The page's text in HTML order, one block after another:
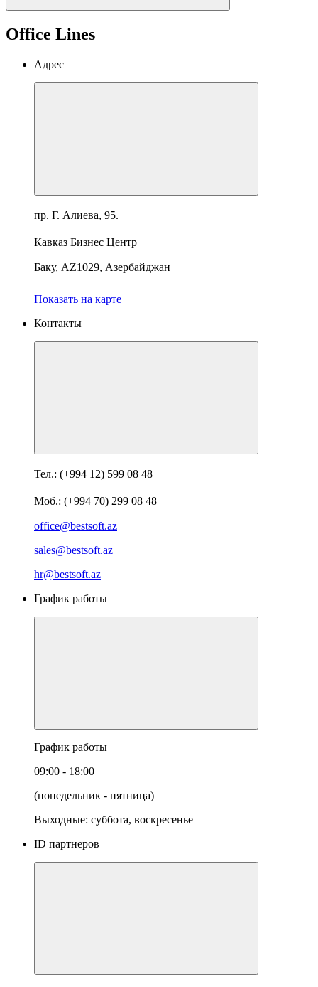
Office Lines
Адрес
пр. Г. Алиева, 95.
Кавказ Бизнес Центр
Баку, AZ1029, Азербайджан
Показать на карте
Контакты
Тел.: (+994 12) 599 08 48
Моб.: (+994 70) 299 08 48
office@bestsoft.az
sales@bestsoft.az
hr@bestsoft.az
График работы
График работы
09:00 - 18:00
(понедельник - пятница)
Выходные: суббота, воскресенье
ID партнеров